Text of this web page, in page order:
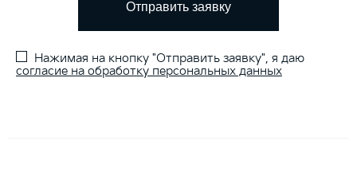
Отправить заявку
Нажимая на кнопку "Отправить заявку", я даю
согласие на обработку персональных данных